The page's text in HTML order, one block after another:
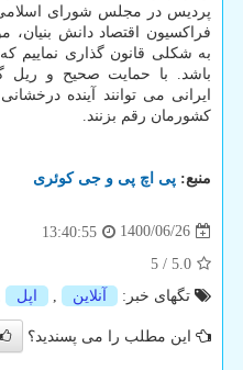
پردیس در مجلس شورای
فراکسیون اقتصاد دانش بنیان،
به شکلی قانون گذاری نماییم
باشد. با حمایت صحیح و ریل
ایرانی می توانند آینده
کشورمان رقم بزنند.
منبع: پی اچ پی و جی كوئری
1400/06/26
13:40:55
5.0
/
5
تگهای خبر:
آنلاین , اپل
این مطلب را می پسندید؟